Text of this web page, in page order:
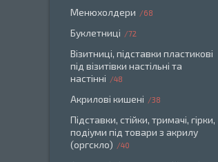
Менюхолдери 68
Буклетниці 72
Візитниці, підставки пластикові
під візитівки настільні та
настінні
48
Акрилові кишені 38
Підставки, стійки, тримачі, гірки,
подіуми під товари з акрилу
(оргскло)
40